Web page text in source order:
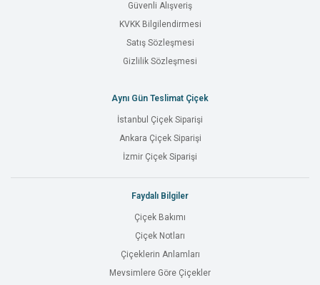
Güvenli Alışveriş
KVKK Bilgilendirmesi
Satış Sözleşmesi
Gizlilik Sözleşmesi
Aynı Gün Teslimat Çiçek
İstanbul Çiçek Siparişi
Ankara Çiçek Siparişi
İzmir Çiçek Siparişi
Faydalı Bilgiler
Çiçek Bakımı
Çiçek Notları
Çiçeklerin Anlamları
Mevsimlere Göre Çiçekler